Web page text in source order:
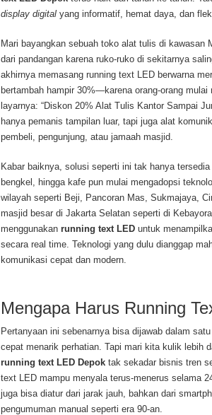
display digitalyang informatif, hemat daya, dan
Mari bayangkan sebuah toko alat tulis di kawasan
dari pandangan karena ruko-ruko di sekitarnya
akhirnya memasang running text LED berwarna
bertambah hampir 30%—karena orang-orang
layarnya: “Diskon 20% Alat Tulis Kantor Sampai
hanya pemanis tampilan luar, tapi juga alat
pembeli, pengunjung, atau jamaah masjid.
Kabar baiknya, solusi seperti ini tak hanya
bengkel, hingga kafe pun mulai mengadopsi
wilayah seperti Beji, Pancoran Mas, Sukmajaya,
masjid besar di Jakarta Selatan seperti di
menggunakan running text LEDuntuk
secara real time. Teknologi yang dulu dianggap
komunikasi cepat dan modern.
Mengapa Harus Running
Pertanyaan ini sebenarnya bisa dijawab dalam
cepat menarik perhatian. Tapi mari kita kulik lebih
running text LED Depoktak sekadar bisnis tren
text LED mampu menyala terus-menerus selama
juga bisa diatur dari jarak jauh, bahkan dari
pengumuman manual seperti era 90-an.